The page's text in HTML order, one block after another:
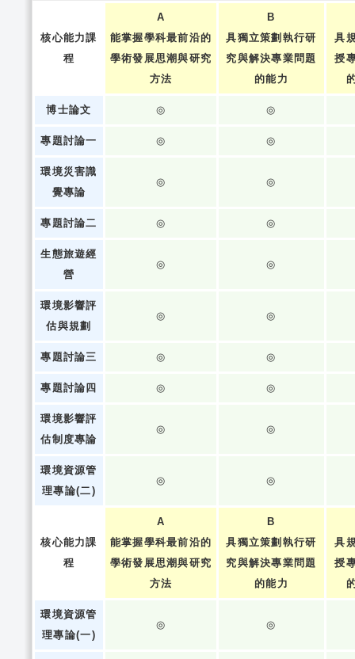
核心能力課
程
A
能掌握學科最前沿的
學術發展思潮與研究
方法
B
具獨立策劃執行研
究與解決專業問題
的能力
具
授
博士論文 ◎ ◎
專題討論一 ◎ ◎
環境災害識
覺專論
◎ ◎
專題討論二 ◎ ◎
生態旅遊經
營
◎ ◎
環境影響評
估與規劃
◎ ◎
專題討論三 ◎ ◎
專題討論四 ◎ ◎
環境影響評
估制度專論
◎ ◎
環境資源管
理專論(二)
◎ ◎
核心能力課
程
A
能掌握學科最前沿的
學術發展思潮與研究
方法
B
具獨立策劃執行研
究與解決專業問題
的能力
具
授
環境資源管
理專論(一)
◎ ◎